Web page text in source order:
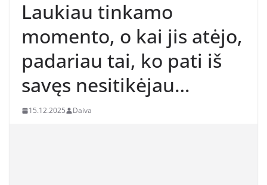
Laukiau tinkamo
momento, o kai jis atėjo,
padariau tai, ko pati iš
savęs nesitikėjau…
15.12.2025 Daiva